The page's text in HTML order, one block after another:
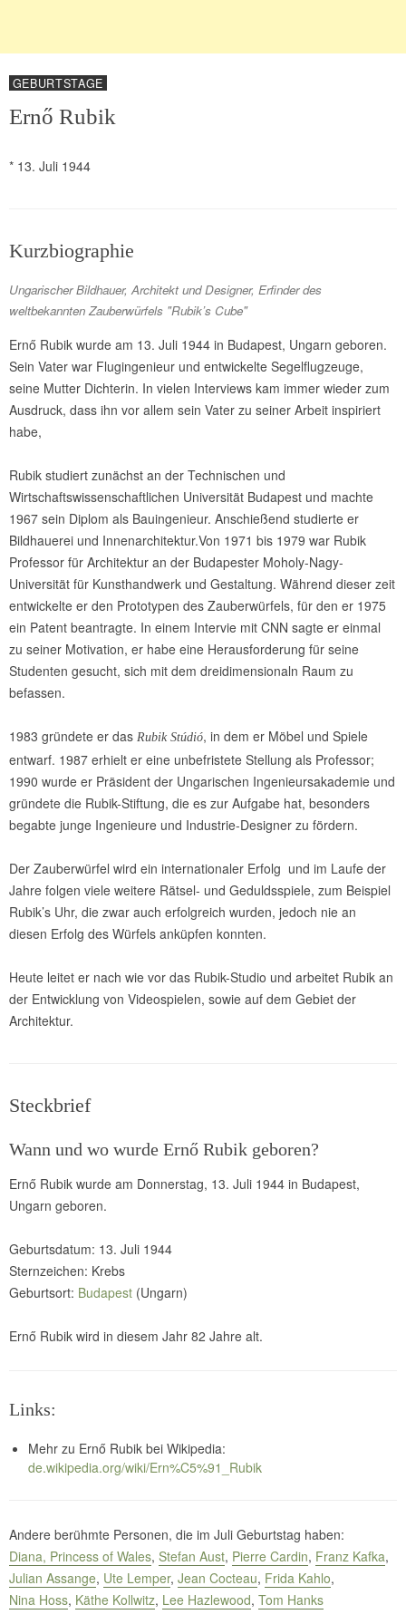
GEBURTSTAGE
Ernő Rubik
* 13. Juli 1944
Kurzbiographie
Ungarischer Bildhauer, Architekt und Designer, Erfinder des
weltbekannten Zauberwürfels "Rubik’s Cube"
Ernő Rubik wurde am 13. Juli 1944 in Budapest, Ungarn geboren.
Sein Vater war Flugingenieur und entwickelte Segelflugzeuge,
seine Mutter Dichterin. In vielen Interviews kam immer wieder zum
Ausdruck, dass ihn vor allem sein Vater zu seiner Arbeit inspiriert
habe,
Rubik studiert zunächst an der Technischen und
Wirtschaftswissenschaftlichen Universität Budapest und machte
1967 sein Diplom als Bauingenieur. Anschießend studierte er
Bildhauerei und Innenarchitektur.Von 1971 bis 1979 war Rubik
Professor für Architektur an der Budapester Moholy-Nagy-
Universität für Kunsthandwerk und Gestaltung. Während dieser zeit
entwickelte er den Prototypen des Zauberwürfels, für den er 1975
ein Patent beantragte. In einem Intervie mit CNN sagte er einmal
zu seiner Motivation, er habe eine Herausforderung für seine
Studenten gesucht, sich mit dem dreidimensionaln Raum zu
befassen.
1983 gründete er das Rubik Stúdió, in dem er Möbel und Spiele
entwarf. 1987 erhielt er eine unbefristete Stellung als Professor;
1990 wurde er Präsident der Ungarischen Ingenieursakademie und
gründete die Rubik-Stiftung, die es zur Aufgabe hat, besonders
begabte junge Ingenieure und Industrie-Designer zu fördern.
Der Zauberwürfel wird ein internationaler Erfolg und im Laufe der
Jahre folgen viele weitere Rätsel- und Geduldsspiele, zum Beispiel
Rubik’s Uhr, die zwar auch erfolgreich wurden, jedoch nie an
diesen Erfolg des Würfels anküpfen konnten.
Heute leitet er nach wie vor das Rubik-Studio und arbeitet Rubik an
der Entwicklung von Videospielen, sowie auf dem Gebiet der
Architektur.
Steckbrief
Wann und wo wurde Ernő Rubik geboren?
Ernő Rubik wurde am Donnerstag, 13. Juli 1944 in Budapest,
Ungarn geboren.
Geburtsdatum: 13. Juli 1944
Sternzeichen: Krebs
Geburtsort: Budapest (Ungarn)
Ernő Rubik wird in diesem Jahr 82 Jahre alt.
Links:
Mehr zu Ernő Rubik bei Wikipedia:
de.wikipedia.org/wiki/Ern%C5%91_Rubik
Andere berühmte Personen, die im Juli Geburtstag haben:
Diana, Princess of Wales Stefan Aust Pierre Cardin Franz Kafka
Julian Assange Ute Lemper Jean Cocteau Frida Kahlo
Nina Hoss Käthe Kollwitz Lee Hazlewood Tom Hanks